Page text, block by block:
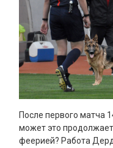
После первого матча
может это
феерией? Работа